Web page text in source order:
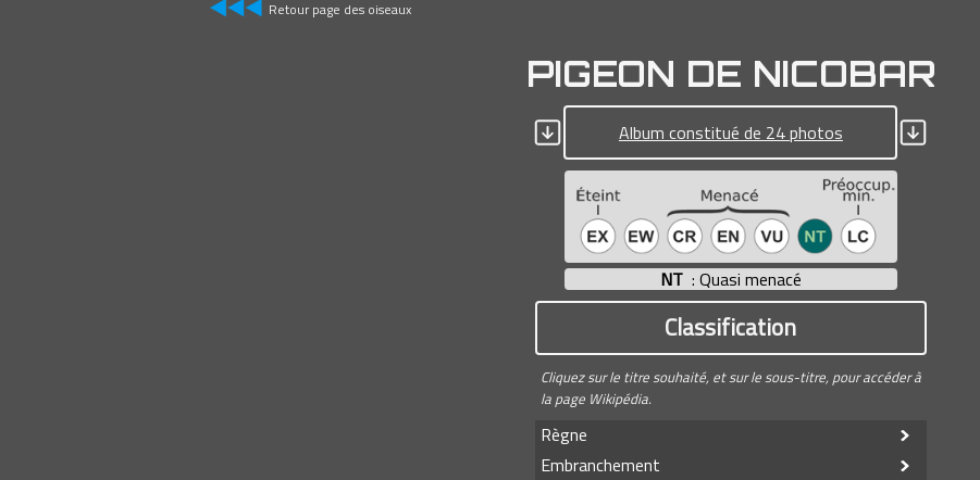
Retour page des oiseaux
PIGEON DE NICOBAR
Album constitué de 24 photos
NT : Quasi menacé
Classification
Cliquez sur le titre souhaité, et sur le sous-titre, pour accéder à
la page Wikipédia.
Règne
Embranchement